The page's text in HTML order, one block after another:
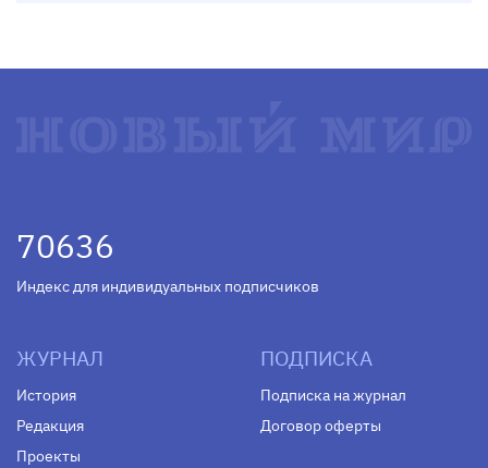
70636
Индекс для индивидуальных подписчиков
ЖУРНАЛ
История
Редакция
Проекты
ПОДПИСКА
Подписка на журнал
Договор оферты